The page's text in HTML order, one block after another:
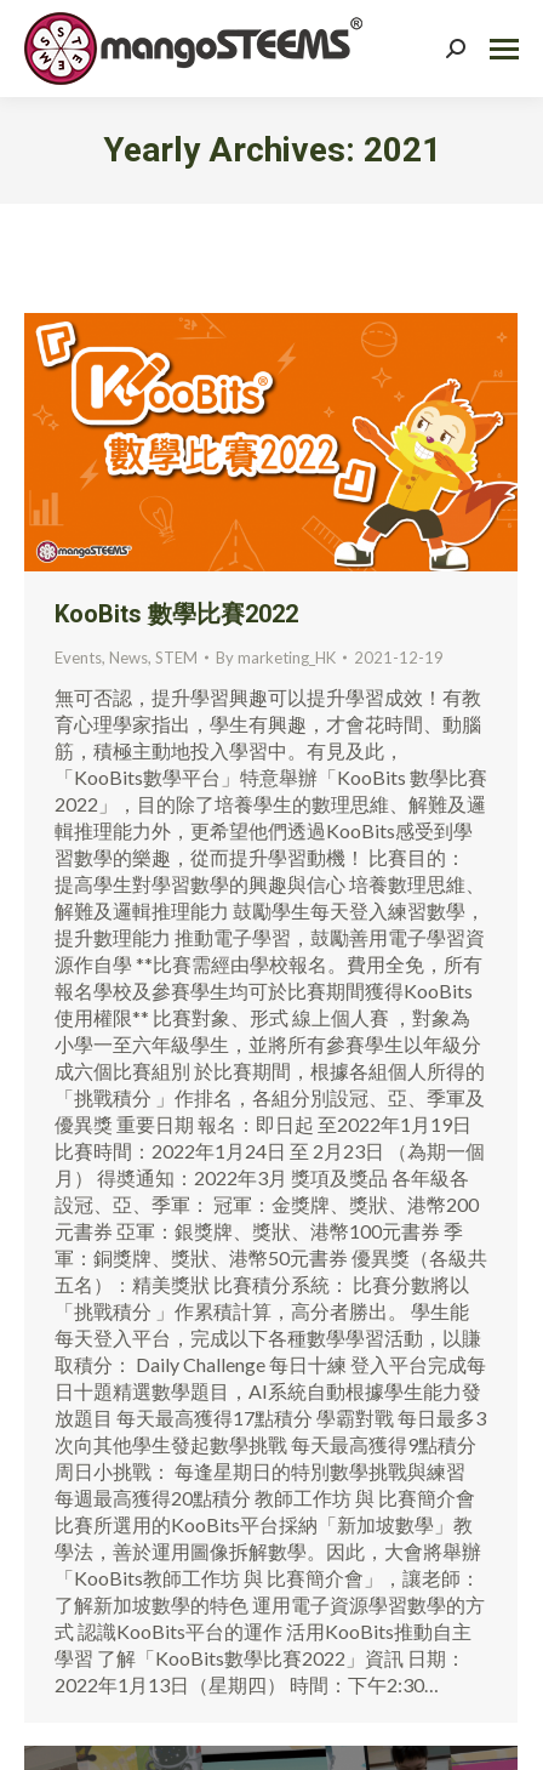
Search:
Yearly Archives: 2021
KooBits 數學比賽2022
Events, News, STEM By marketing_HK 2021-12-19
無可否認，提升學習興趣可以提升學習成效！有教
育心理學家指出，學生有興趣，才會花時間、動腦
筋，積極主動地投入學習中。有見及此，
「KooBits數學平台」特意舉辦「KooBits 數學比賽
2022」，目的除了培養學生的數理思維、解難及邏
輯推理能力外，更希望他們透過KooBits感受到學
習數學的樂趣，從而提升學習動機！ 比賽目的：
提高學生對學習數學的興趣與信心 培養數理思維、
解難及邏輯推理能力 鼓勵學生每天登入練習數學，
提升數理能力 推動電子學習，鼓勵善用電子學習資
源作自學 **比賽需經由學校報名。費用全免，所有
報名學校及參賽學生均可於比賽期間獲得KooBits
使用權限** 比賽對象、形式 線上個人賽 ，對象為
小學一至六年級學生，並將所有參賽學生以年級分
成六個比賽組別 於比賽期間，根據各組個人所得的
「挑戰積分 」作排名，各組分別設冠、亞、季軍及
優異獎 重要日期 報名：即日起 至2022年1月19日
比賽時間：2022年1月24日 至 2月23日 （為期一個
月） 得奬通知：2022年3月 獎項及獎品 各年級各
設冠、亞、季軍： 冠軍：金獎牌、獎狀、港幣200
元書券 亞軍：銀獎牌、獎狀、港幣100元書券 季
軍：銅獎牌、獎狀、港幣50元書券 優異獎（各級共
五名）：精美獎狀 比賽積分系統： 比賽分數將以
「挑戰積分 」作累積計算，高分者勝出。 學生能
每天登入平台，完成以下各種數學學習活動，以賺
取積分： Daily Challenge 每日十練 登入平台完成每
日十題精選數學題目，AI系統自動根據學生能力發
放題目 每天最高獲得17點積分 學霸對戰 每日最多3
次向其他學生發起數學挑戰 每天最高獲得9點積分
周日小挑戰： 每逢星期日的特別數學挑戰與練習
每週最高獲得20點積分 教師工作坊 與 比賽簡介會
比賽所選用的KooBits平台採納「新加坡數學」教
學法，善於運用圖像拆解數學。因此，大會將舉辦
「KooBits教師工作坊 與 比賽簡介會」，讓老師：
了解新加坡數學的特色 運用電子資源學習數學的方
式 認識KooBits平台的運作 活用KooBits推動自主
學習 了解「KooBits數學比賽2022」資訊 日期：
2022年1月13日（星期四） 時間：下午2:30…